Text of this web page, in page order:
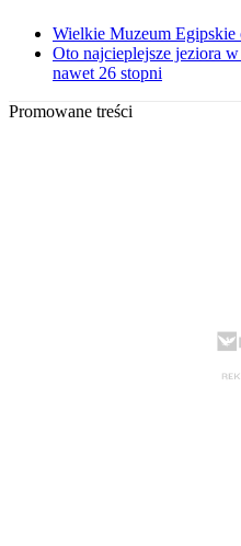
Wielkie Muzeum Egipskie
Oto najcieplejsze jeziora
nawet 26 stopni
Promowane treści